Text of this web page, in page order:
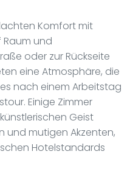
Komfort mit
und
oder zur Rückseite
eine Atmosphäre, die
nach einem Arbeitstag
Einige Zimmer
Geist
und mutigen Akzenten,
Hotelstandards